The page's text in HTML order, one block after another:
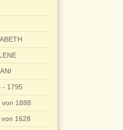
- 1795
von 1888
von 1628